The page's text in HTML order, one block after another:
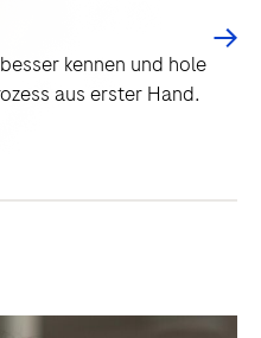
kennen und hole
aus erster Hand.